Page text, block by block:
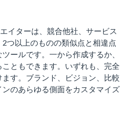
イターは、競合他社、サービス
つ以上のものの類似点と相違点
ールです。一から作成するか、
ともできます。いずれも、完全
す。ブランド、ビジョン、比較
のあらゆる側面をカスタマイズ